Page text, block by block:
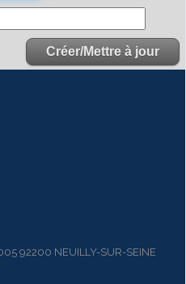
92200 NEUILLY-SUR-SEINE